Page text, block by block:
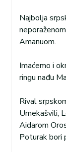
Najbolja
Amanuom.
Imaćemo i
ringu nađu
Rival
Umekašvili,
Aidarom
Poturak bori